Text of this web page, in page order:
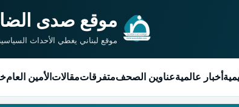
موقع صدى
موقع لبناني يغطي الأحداث السياسية
أخبار عالميةعناوين الصحفمتفرقاتمقالات الأمين العام